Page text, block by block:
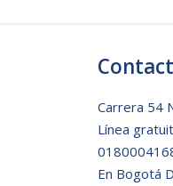
Carrera 54
Línea
En Bogotá